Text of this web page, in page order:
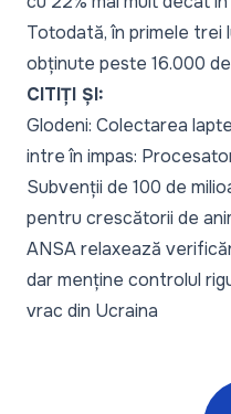
Totodată, în primele trei
obținute peste 16.000
CITIȚI ȘI:
Glodeni: Colectarea
intre în impas:
Subvenții de 100 de
pentru crescătorii de
ANSA relaxează
dar menține controlul
vrac din Ucraina